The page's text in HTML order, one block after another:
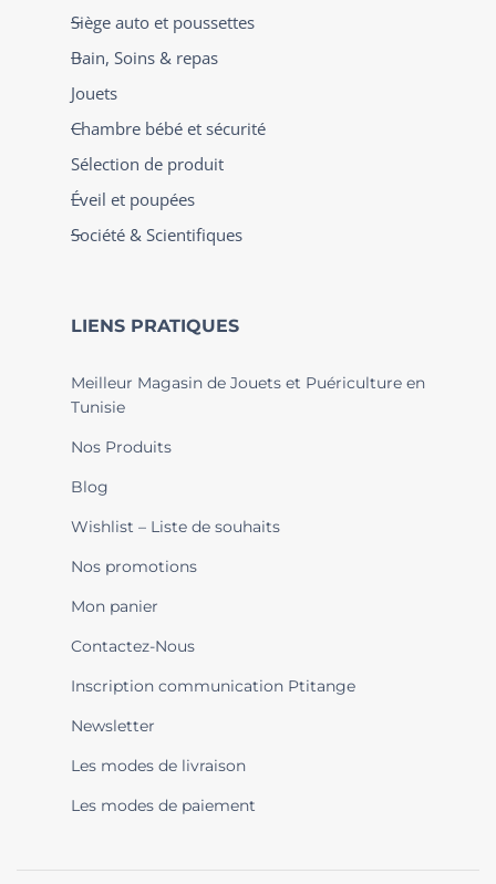
Siège auto et poussettes
Bain, Soins & repas
Jouets
Chambre bébé et sécurité
Sélection de produit
Éveil et poupées
Société & Scientifiques
LIENS PRATIQUES
Meilleur Magasin de Jouets et Puériculture en
Tunisie
Nos Produits
Blog
Wishlist – Liste de souhaits
Nos promotions
Mon panier
Contactez-Nous
Inscription communication Ptitange
Newsletter
Les modes de livraison
Les modes de paiement